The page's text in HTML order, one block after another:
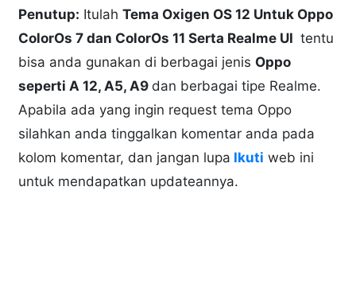
Penutup: ItulahTema Oxigen OS 12 Untuk Oppo
ColorOs 7 dan ColorOs 11 Serta Realme UI tentu
bisa anda gunakan di berbagai jenis Oppo
seperti A 12, A5, A9 dan berbagai tipe Realme.
Apabila ada yang ingin request tema Oppo
silahkan anda tinggalkan komentar anda pada
kolom komentar, dan jangan lupa Ikuti web ini
untuk mendapatkan updateannya.